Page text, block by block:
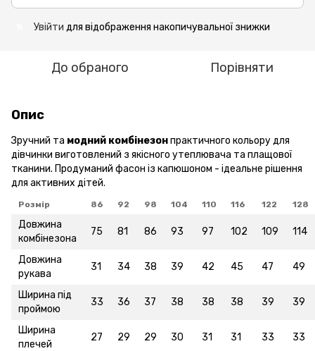
Увійти для відображення накопичувальної знижки
До обраного Порівняти
Опис
Зручний та модний комбінезонпрактичного кольору для
дівчинки виготовлений з якісного утеплювача та плащової
тканини. Продуманий фасон із капюшоном - ідеальне рішення
для активних дітей.
Розмір 86 92 98 104 110 116 122 128
Довжина
комбінезона
75 81 86 93 97 102 109 114
Довжина
рукава
31 34 38 39 42 45 47 49
Ширина під
проймою
33 36 37 38 38 38 39 39
Ширина
плечей
27 29 29 30 31 31 33 33